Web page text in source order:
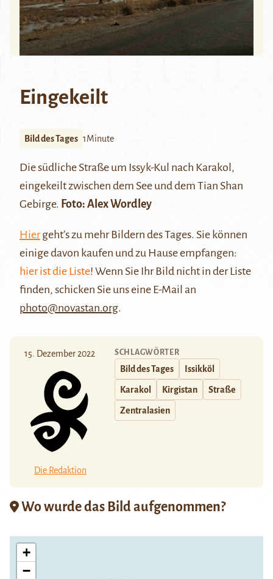
Eingekeilt
Bild des Tages 1Minute
Die südliche Straße um Issyk-Kul nach Karakol,
eingekeilt zwischen dem See und dem Tian Shan
Gebirge. Foto: Alex Wordley
Hiergeht’s zu mehr Bildern des Tages. Sie können
einige davon kaufen und zu Hause empfangen:
hier ist die Liste! Wenn Sie Ihr Bild nicht in der Liste
finden, schicken Sie uns eine E-Mail an
photo@novastan.org.
15. Dezember 2022
Die Redaktion
SCHLAGWÖRTER
Bild des Tages Issikköl
Karakol Kirgistan Straße
Zentralasien
Wo wurde das Bild aufgenommen?
+
−